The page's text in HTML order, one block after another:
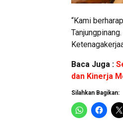
“Kami
Baca Juga :
dan Kinerja
Silahkan Bagikan: